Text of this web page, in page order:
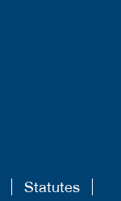
Statutes